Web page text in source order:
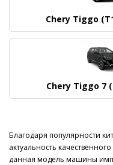
Chery Tiggo
Chery Tiggo 7
Благодаря популярности
актуальность
данная модель машины